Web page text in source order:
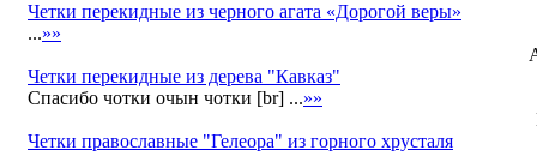
Четки перекидные из черного агата «Дорогой веры»
...»»
Четки перекидные из дерева "Кавказ"
Спасибо чотки очын чотки [br] ...»»
Четки православные "Гелеора" из горного хрусталя